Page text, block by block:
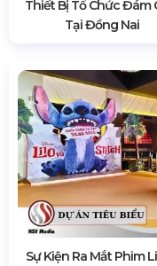
Thiết Bị Tổ Chức Đám
Tại Đồng Nai
Sự Kiện Ra Mắt Phim